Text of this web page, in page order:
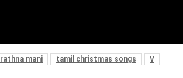
rathna mani tamil christmas songs
V